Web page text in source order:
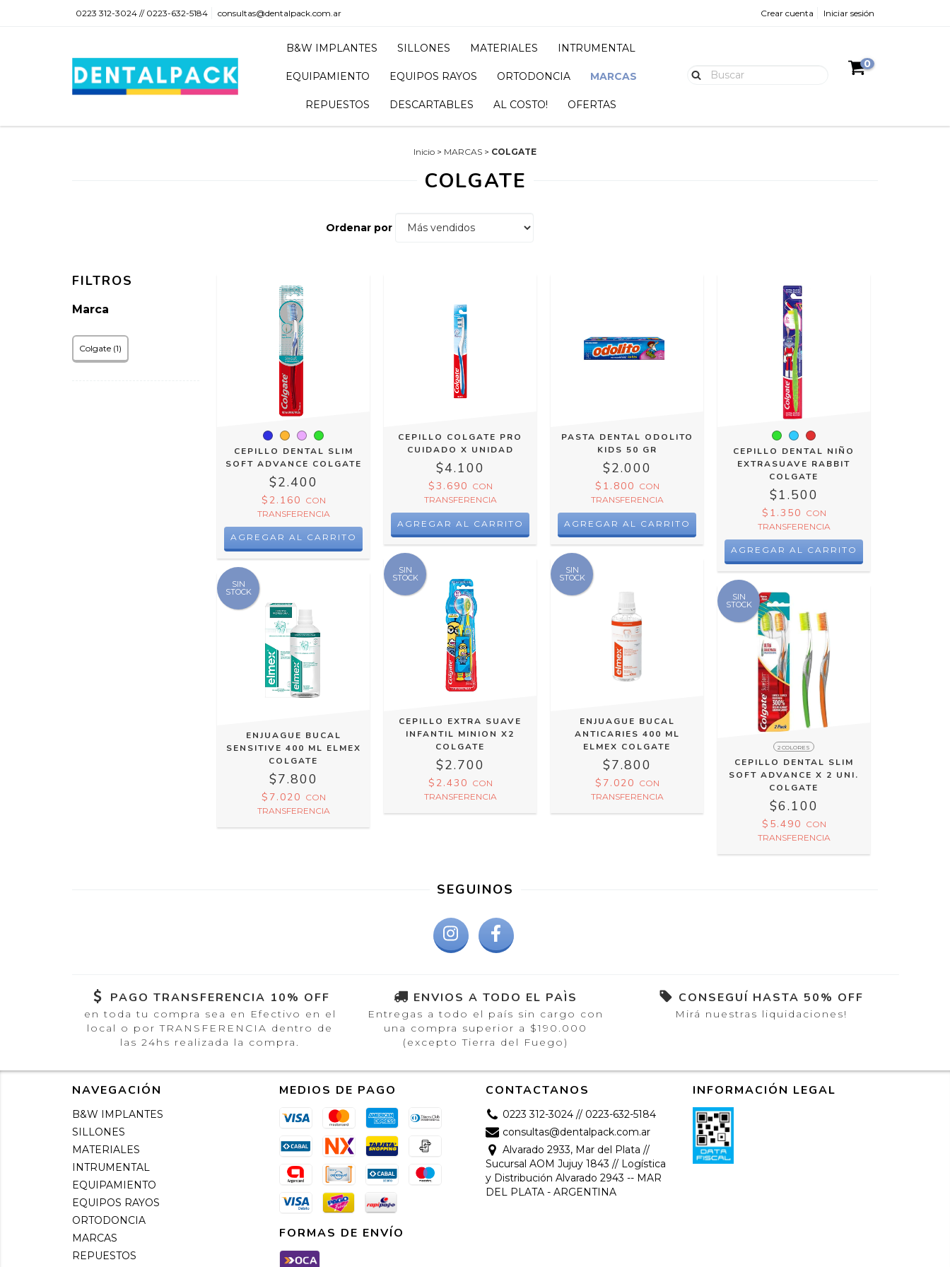
0223 312-3024 // 0223-632-5184 consultas@dentalpack.com.ar Crear cuenta Iniciar sesión
B&W IMPLANTES SILLONES MATERIALES INTRUMENTAL
EQUIPAMIENTO EQUIPOS RAYOS ORTODONCIA MARCAS
REPUESTOS DESCARTABLES AL COSTO! OFERTAS
0
Inicio > MARCAS > COLGATE
COLGATE
Ordenar por
FILTROS
Marca
Colgate (1)
CEPILLO DENTAL SLIM
SOFT ADVANCE COLGATE
$2.400
$2.160 CON
TRANSFERENCIA
AGREGAR AL CARRITO
CEPILLO COLGATE PRO
CUIDADO X UNIDAD
$4.100
$3.690 CON
TRANSFERENCIA
PASTA DENTAL ODOLITO
KIDS 50 GR
$2.000
$1.800 CON
TRANSFERENCIA
CEPILLO DENTAL NIÑO
EXTRASUAVE RABBIT
COLGATE
$1.500
$1.350 CON
TRANSFERENCIA
AGREGAR AL CARRITO
SIN
STOCK
ENJUAGUE BUCAL
SENSITIVE 400 ML ELMEX
COLGATE
$7.800
$7.020 CON
TRANSFERENCIA
SIN
STOCK
CEPILLO EXTRA SUAVE
INFANTIL MINION X2
COLGATE
$2.700
$2.430 CON
TRANSFERENCIA
SIN
STOCK
ENJUAGUE BUCAL
ANTICARIES 400 ML
ELMEX COLGATE
$7.800
$7.020 CON
TRANSFERENCIA
SIN
STOCK
2 COLORES
CEPILLO DENTAL SLIM
SOFT ADVANCE X 2 UNI.
COLGATE
$6.100
$5.490 CON
TRANSFERENCIA
SEGUINOS
PAGO TRANSFERENCIA 10% OFF
en toda tu compra sea en Efectivo en el
local o por TRANSFERENCIA dentro de
las 24hs realizada la compra.
ENVIOS A TODO EL PAÌS
Entregas a todo el país sin cargo con
una compra superior a $190.000
(excepto Tierra del Fuego)
CONSEGUÍ HASTA 50% OFF
Mirá nuestras liquidaciones!
NAVEGACIÓN
B&W IMPLANTES
SILLONES
MATERIALES
INTRUMENTAL
EQUIPAMIENTO
EQUIPOS RAYOS
ORTODONCIA
MARCAS
REPUESTOS
MEDIOS DE PAGO
FORMAS DE ENVÍO
CONTACTANOS
0223 312-3024 // 0223-632-5184
consultas@dentalpack.com.ar
Alvarado 2933, Mar del Plata //
Sucursal AOM Jujuy 1843 // Logística
y Distribución Alvarado 2943 -- MAR
DEL PLATA - ARGENTINA
INFORMACIÓN LEGAL